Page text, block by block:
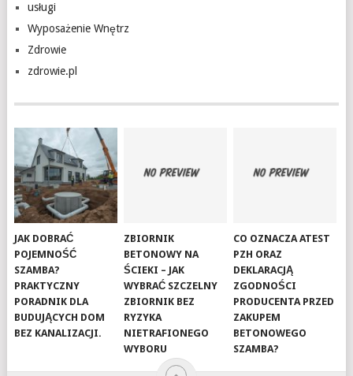
usługi
Wyposażenie Wnętrz
Zdrowie
zdrowie.pl
JAK DOBRAĆ
POJEMNOŚĆ
SZAMBA?
PRAKTYCZNY
PORADNIK DLA
BUDUJĄCYCH DOM
BEZ KANALIZACJI.
ZBIORNIK
BETONOWY NA
ŚCIEKI – JAK
WYBRAĆ SZCZELNY
ZBIORNIK BEZ
RYZYKA
NIETRAFIONEGO
WYBORU
CO OZNACZA ATEST
PZH ORAZ
DEKLARACJĄ
ZGODNOŚCI
PRODUCENTA PRZED
ZAKUPEM
BETONOWEGO
SZAMBA?